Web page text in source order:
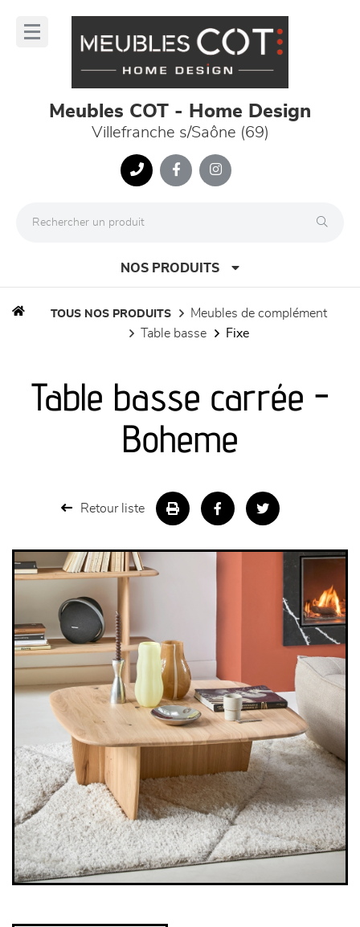
Meubles COT - Home Design
Villefranche s/Saône (69)
NOS PRODUITS
séjours
meubles de complément
décoration
TOUS NOS PRODUITS
meubles de complément
table basse
fixe
Table basse carrée -
Boheme
Retour liste